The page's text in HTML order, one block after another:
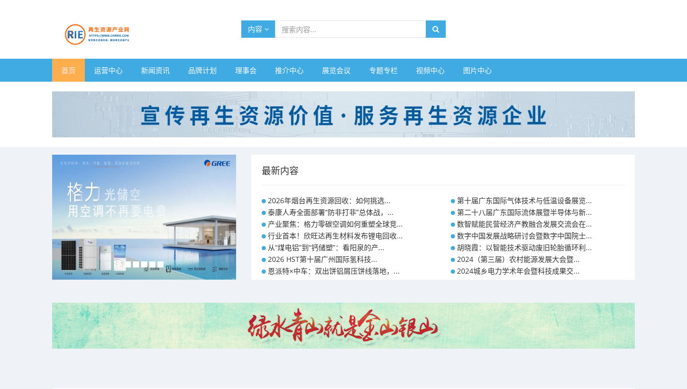
内容
首页 运营中心 新闻资讯 品牌计划 理事会 推介中心 展览会议 专题专栏 视频中心 图片中心
最新内容
2026年烟台再生资源回收：如何挑选...
泰康人寿全面部署“防非打非”总体战，...
产业聚焦：格力零碳空调如何重塑全球竞...
行业首本！欣旺达再生材料发布锂电回收...
从“煤电铝”到“钙储塑”：看阳泉的产...
2026 HST第十届广州国际氢科技...
恩派特×中车：双出饼铝屑压饼线落地，...
第十届广东国际气体技术与低温设备展览...
第二十八届广东国际流体展暨半导体与新...
数智赋能民营经济产教融合发展交流会在...
数字中国发展战略研讨会暨数字中国院士...
胡晓霞：以智能技术驱动废旧轮胎循环利...
2024（第三届）农村能源发展大会暨...
2024城乡电力学术年会暨科技成果交...